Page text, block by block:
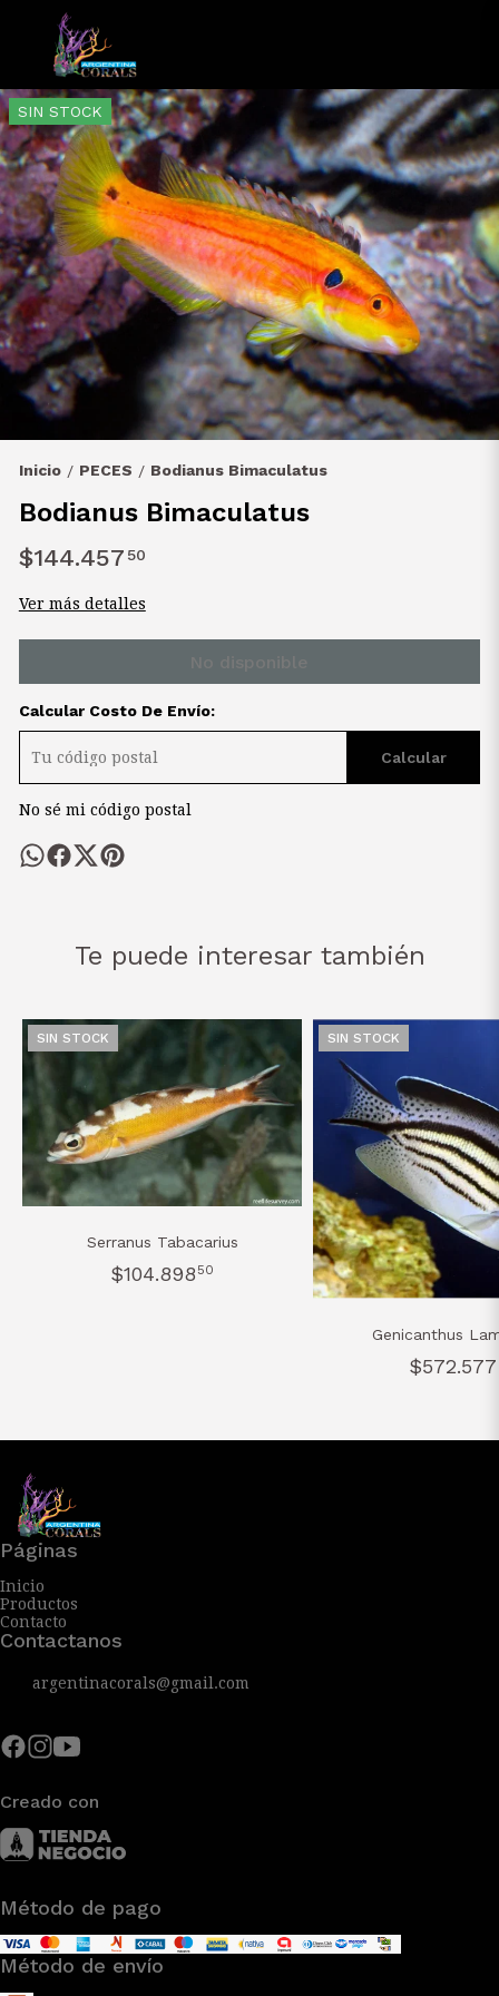
SIN STOCK
Inicio / PECES / Bodianus Bimaculatus
Bodianus Bimaculatus
$144.457 50
Ver más detalles
Calcular Costo De Envío:
Calcular
No sé mi código postal
Te puede interesar también
SIN STOCK
Serranus Tabacarius
$104.898 50
SIN STOCK
Genicanthus
$572.577
Páginas
Inicio
Productos
Contacto
Contactanos
argentinacorals@gmail.com
Creado con
Método de pago
Método de envío